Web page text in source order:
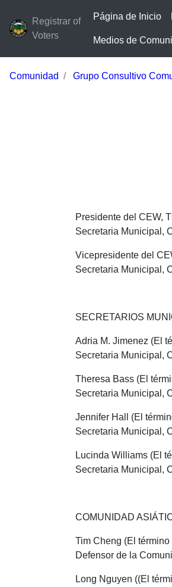
Registrar of
Voters
Página de Inicio
Medios de
Comunidad Grupo Consultivo
Presidente del CEW,
Secretaria Municipal,
Vicepresidente del
Secretaria Municipal,
SECRETARIOS
Adria M. Jimenez (El
Secretaria Municipal,
Theresa Bass (El
Secretaria Municipal,
Jennifer Hall (El
Secretaria Municipal,
Lucinda Williams (El
Secretaria Municipal,
COMUNIDAD
Tim Cheng (El
Defensor de la
Long Nguyen ((El